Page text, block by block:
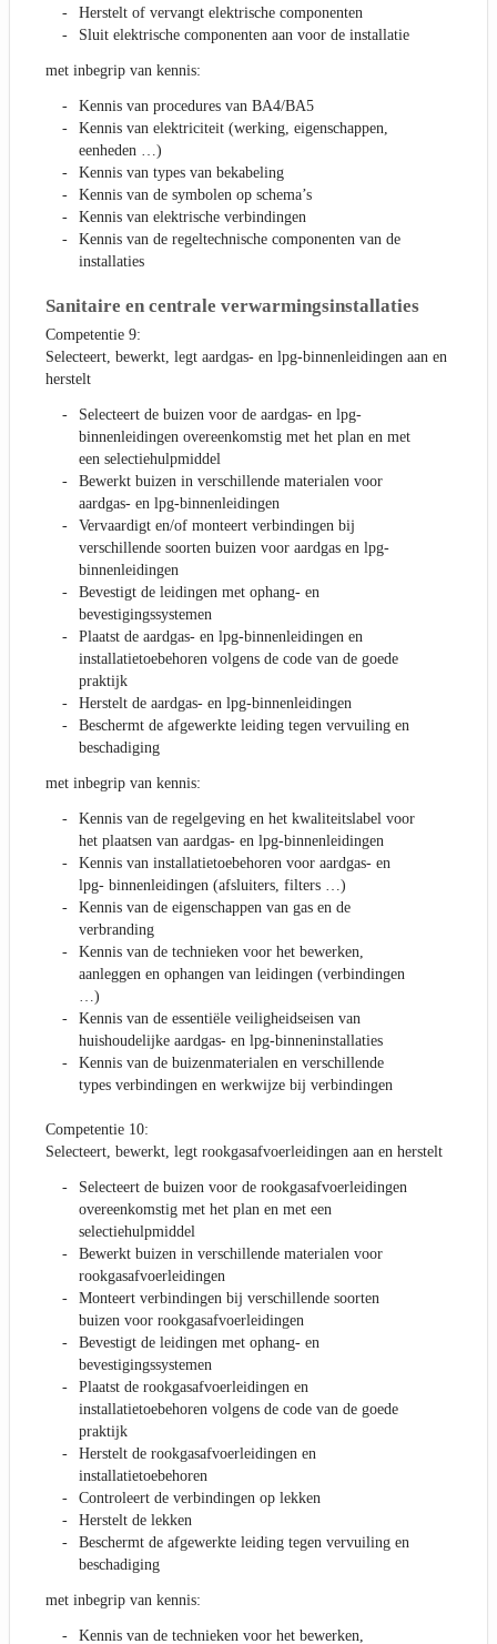
Herstelt of vervangt elektrische componenten
Sluit elektrische componenten aan voor de installatie
met inbegrip van kennis:
Kennis van procedures van BA4/BA5
Kennis van elektriciteit (werking, eigenschappen,
eenheden …)
Kennis van types van bekabeling
Kennis van de symbolen op schema’s
Kennis van elektrische verbindingen
Kennis van de regeltechnische componenten van de
installaties
Sanitaire en centrale verwarmingsinstallaties
Competentie 9:
Selecteert, bewerkt, legt aardgas- en lpg-binnenleidingen aan en
herstelt
Selecteert de buizen voor de aardgas- en lpg-
binnenleidingen overeenkomstig met het plan en met
een selectiehulpmiddel
Bewerkt buizen in verschillende materialen voor
aardgas- en lpg-binnenleidingen
Vervaardigt en/of monteert verbindingen bij
verschillende soorten buizen voor aardgas en lpg-
binnenleidingen
Bevestigt de leidingen met ophang- en
bevestigingssystemen
Plaatst de aardgas- en lpg-binnenleidingen en
installatietoebehoren volgens de code van de goede
praktijk
Herstelt de aardgas- en lpg-binnenleidingen
Beschermt de afgewerkte leiding tegen vervuiling en
beschadiging
met inbegrip van kennis:
Kennis van de regelgeving en het kwaliteitslabel voor
het plaatsen van aardgas- en lpg-binnenleidingen
Kennis van installatietoebehoren voor aardgas- en
lpg- binnenleidingen (afsluiters, filters …)
Kennis van de eigenschappen van gas en de
verbranding
Kennis van de technieken voor het bewerken,
aanleggen en ophangen van leidingen (verbindingen
…)
Kennis van de essentiële veiligheidseisen van
huishoudelijke aardgas- en lpg-binneninstallaties
Kennis van de buizenmaterialen en verschillende
types verbindingen en werkwijze bij verbindingen
Competentie 10:
Selecteert, bewerkt, legt rookgasafvoerleidingen aan en herstelt
Selecteert de buizen voor de rookgasafvoerleidingen
overeenkomstig met het plan en met een
selectiehulpmiddel
Bewerkt buizen in verschillende materialen voor
rookgasafvoerleidingen
Monteert verbindingen bij verschillende soorten
buizen voor rookgasafvoerleidingen
Bevestigt de leidingen met ophang- en
bevestigingssystemen
Plaatst de rookgasafvoerleidingen en
installatietoebehoren volgens de code van de goede
praktijk
Herstelt de rookgasafvoerleidingen en
installatietoebehoren
Controleert de verbindingen op lekken
Herstelt de lekken
Beschermt de afgewerkte leiding tegen vervuiling en
beschadiging
met inbegrip van kennis:
Kennis van de technieken voor het bewerken,